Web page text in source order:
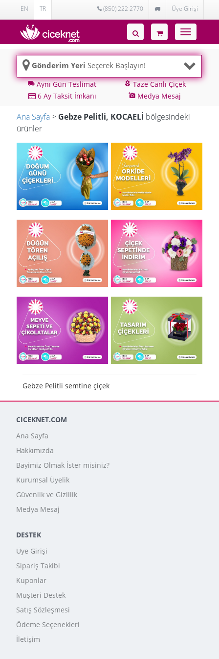
EN TR (850) 222 2770 Üye Girişi
Toggle
navigation
Gönderim Yeri Seçerek Başlayın!
local_shippingAynı Gün Teslimat local_floristTaze Canlı Çiçek
6 Ay Taksit İmkanı
add_a_photo Medya Mesaj
Ana Sayfa > Gebze Pelitli, KOCAELİ bölgesindeki
ürünler
Gebze Pelitli semtine çiçek
CICEKNET.COM
Ana Sayfa
Hakkımızda
Bayimiz Olmak İster misiniz?
Kurumsal Üyelik
Güvenlik ve Gizlilik
Medya Mesaj
DESTEK
Üye Girişi
Sipariş Takibi
Kuponlar
Müşteri Destek
Satış Sözleşmesi
Ödeme Seçenekleri
İletişim